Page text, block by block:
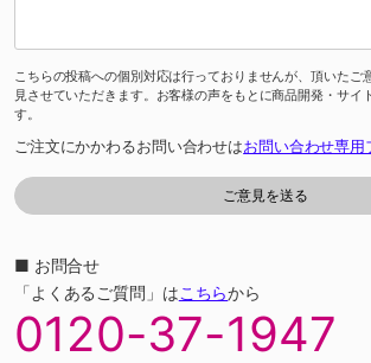
こちらの投稿への個別対応は行っておりませんが、頂いたご
見させていただきます。お客様の声をもとに商品開発・サイ
す。
ご注文にかかわるお問い合わせはお問い合わせ専用
■ お問合せ
「よくあるご質問」はこちらから
0120-37-1947